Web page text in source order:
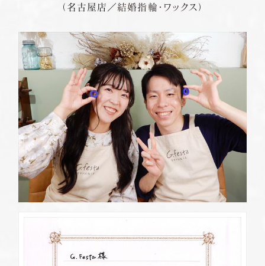
G.festaについて
ペアリングはこちら
デザイン事例
よくある質問
お店を探す
資料請求
ブログ・新着情報
（名古屋店／結婚指輪・ワックス）
営業時間 10:00〜18:30
※祝日の場合は営業
岡崎店 TEL.0564-74-8033
営業時間 10:00〜18:30
定休日
火曜日・水曜日
※祝日の場合は営業
三重店 TEL.059-392-6577
営業時間 10:00〜18:30
定休日
火曜日・水曜日
※祝日の場合は営業
浜松店 TEL.053-455-2177